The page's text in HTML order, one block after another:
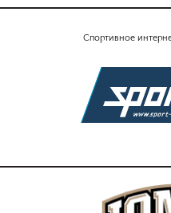
Спортивное